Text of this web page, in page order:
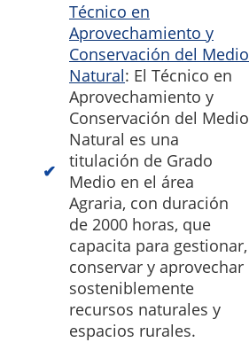
Técnico en
Aprovechamiento y
Conservación del Medio
Natural: El Técnico en
Aprovechamiento y
Conservación del Medio
Natural es una
titulación de Grado
Medio en el área
Agraria, con duración
de 2000 horas, que
capacita para gestionar,
conservar y aprovechar
sosteniblemente
recursos naturales y
espacios rurales.